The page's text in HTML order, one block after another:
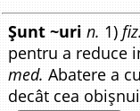
Șunt ~uri n. 1) fiz.
pentru a reduce
med.Abatere a
decât cea